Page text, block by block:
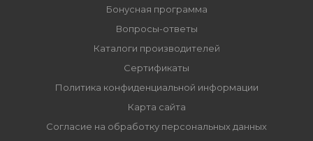
Бонусная программа
Вопросы-ответы
Каталоги производителей
Сертификаты
Политика конфиденциальной информации
Карта сайта
Согласие на обработку персональных данных